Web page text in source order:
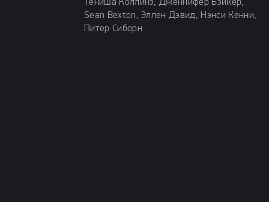
Тениша Коллинз, Дженнифер Бэйкер,
Sean Bexton, Эллен Дэвид, Нэнси Кенни,
Питер Сиборн